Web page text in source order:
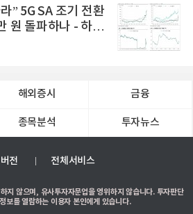
” 5G SA 조기 전환
원 돌파하나 - 하나
해외증시 금융
종목분석 투자뉴스
전 전체서비스
지 않으며, 유사투자자문업을 영위하지 않습니다. 투자판단
보를 열람하는 이용자 본인에게 있습니다.